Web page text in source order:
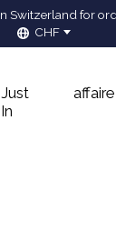
Switzerland for
CHF
Just
In